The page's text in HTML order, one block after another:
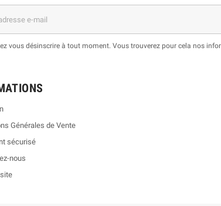
vous désinscrire à tout moment. Vous trouverez pour cela nos
Générales de Vente
sécurisé
nous